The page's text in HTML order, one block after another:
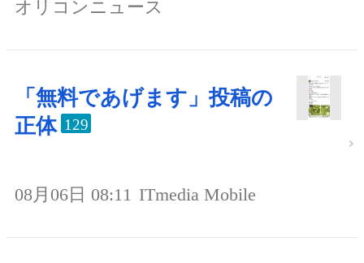
オリコンニュース
「無料であげます」投稿の
正体 129
08月06日 08:11 ITmedia Mobile